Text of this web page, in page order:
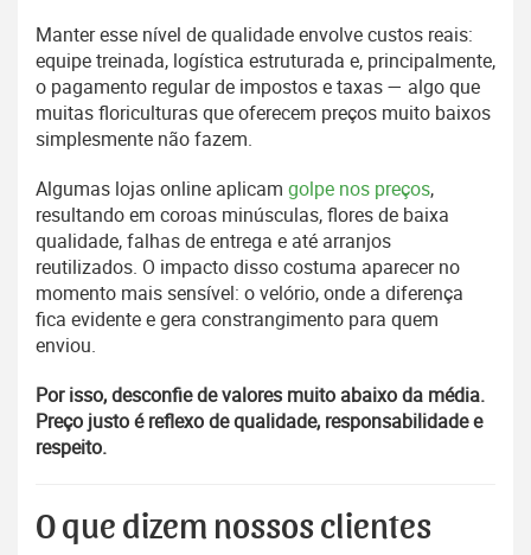
Manter esse nível de qualidade envolve custos reais:
equipe treinada, logística estruturada e, principalmente,
o pagamento regular de impostos e taxas — algo que
muitas floriculturas que oferecem preços muito baixos
simplesmente não fazem.
Algumas lojas online aplicam golpe nos preços,
resultando em coroas minúsculas, flores de baixa
qualidade, falhas de entrega e até arranjos
reutilizados. O impacto disso costuma aparecer no
momento mais sensível: o velório, onde a diferença
fica evidente e gera constrangimento para quem
enviou.
Por isso, desconfie de valores muito abaixo da média.
Preço justo é reflexo de qualidade, responsabilidade e
respeito.
O que dizem nossos clientes